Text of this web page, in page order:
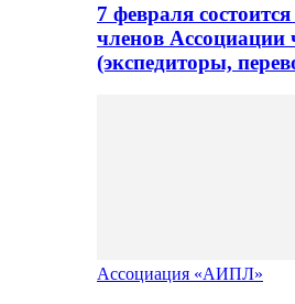
7 февраля
членов
(экспедиторы,
Ассоциация «АИПЛ»